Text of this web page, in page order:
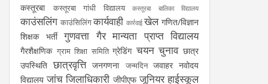
कस्तूरबा
कस्तूरबा गांधी विद्यालय कस्तूरबा बालिका विद्यालय
काउंसलिंग काउंसिलिंग कार्यवाही कार्रवाई खेल गणित/विज्ञान
शिक्षक भर्ती
गुणवत्ता गैर मान्यता प्राप्त विद्यालय
गैरशैक्षणिक ग्राम शिक्षा समिति ग्रेडिंग चयन चुनाव छात्र
उपस्थिति छात्रवृत्ति जनगणना जन्मदिन जवाहर नवोदय
विद्यालय जांच जिलाधिकारी जीपीएफ जूनियर हाईस्कूल